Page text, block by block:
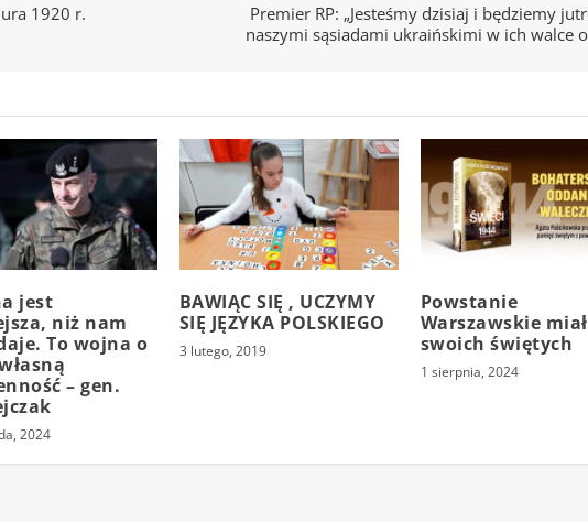
1920 r.
Premier RP: „Jesteśmy dzisiaj i będziemy
naszymi sąsiadami ukraińskimi w ich walce
jest
niż nam
To wojna o
– gen.
2024
BAWIĄC SIĘ , UCZYMY
SIĘ JĘZYKA POLSKIEGO
3 lutego, 2019
Powstanie
Warszawskie
swoich świętych
1 sierpnia, 2024